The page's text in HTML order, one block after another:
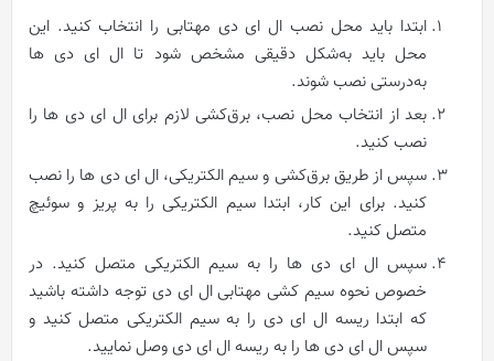
ابتدا باید محل نصب ال ای دی مهتابی را انتخاب کنید. این
محل باید به‌شکل دقیقی مشخص شود تا ال ای دی ها
به‌درستی نصب شوند.
بعد از انتخاب محل نصب، برق‌کشی لازم برای ال ای دی ها را
نصب کنید.
سپس از طریق برق‌کشی و سیم الکتریکی، ال ای دی ها را نصب
کنید. برای این کار، ابتدا سیم الکتریکی را به پریز و سوئیچ
متصل کنید.
سپس ال ای دی ها را به سیم الکتریکی متصل کنید. در
خصوص نحوه سیم کشی مهتابی ال ای دی توجه داشته باشید
که ابتدا ریسه ال ای دی را به سیم الکتریکی متصل کنید و
سپس ال ای دی ها را به ریسه ال ای دی وصل نمایید.